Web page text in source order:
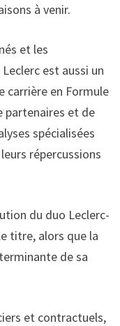
à venir.
et les
est aussi un
carrière en Formule
partenaires et de
spécialisées
répercussions
du duo Leclerc-
titre, alors que la
de sa
et contractuels,